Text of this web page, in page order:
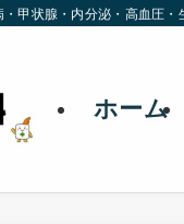
甲状腺・内分泌・高血圧
ホーム